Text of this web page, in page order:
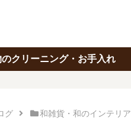
のクリーニング・お手入れ
グ 和雑貨・和のインテリア